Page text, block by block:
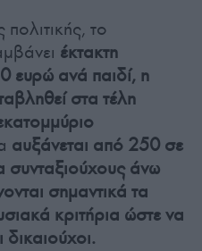
πολιτικής, το
έκτακτη
ευρώ ανά παιδί, η
στα τέλη
αυξάνεται από 250 σε
συνταξιούχους άνω
σημαντικά τα
κριτήρια ώστε να